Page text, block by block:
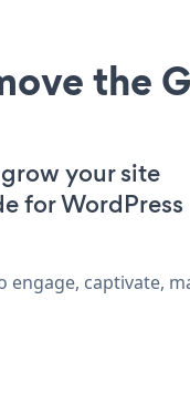
the
your site
for WordPress
engage, captivate,